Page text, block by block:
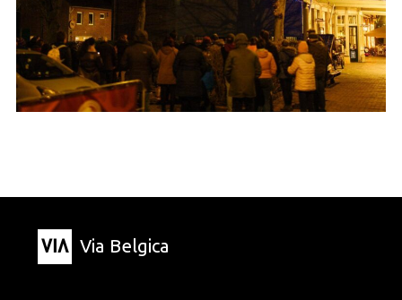
Via Belgica